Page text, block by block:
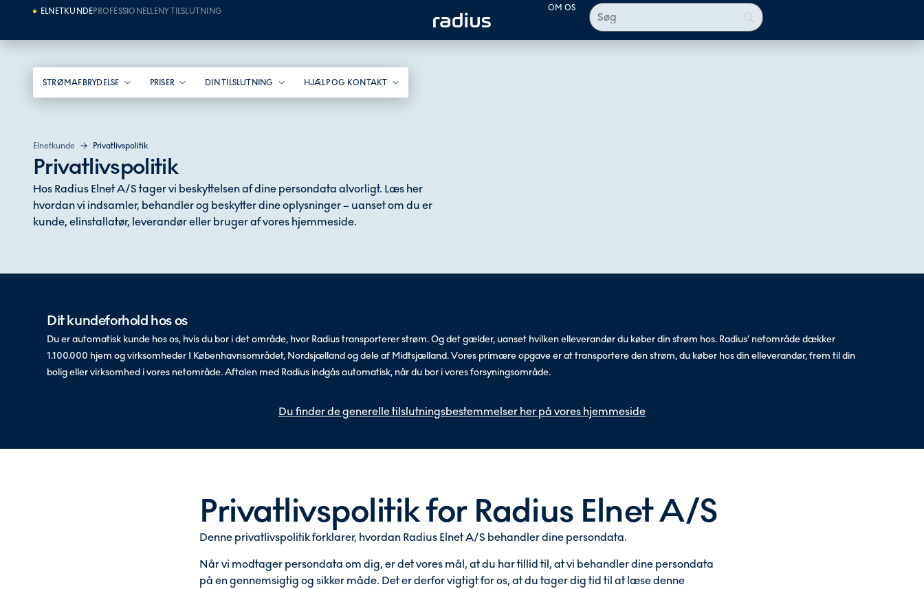
ELNETKUNDEPROFESSIONELLENY TILSLUTNING
STRØMAFBRYDELSE PRISER DIN TILSLUTNING HJÆLP OG KONTAKT​
OM OS
Elnetkunde Privatlivspolitik
Privatlivspolitik
Hos Radius Elnet A/S tager vi beskyttelsen af dine persondata alvorligt. Læs her
hvordan vi indsamler, behandler og beskytter dine oplysninger – uanset om du er
kunde, elinstallatør, leverandør eller bruger af vores hjemmeside.
Dit kundeforhold hos os
Du er automatisk kunde hos os, hvis du bor i det område, hvor Radius transporterer strøm. Og det gælder, uanset hvilken elleverandør du køber din strøm hos. Radius’ netområde dækker
1.100.000 hjem og virksomheder I Københavnsområdet, Nordsjælland og dele af Midtsjælland. Vores primære opgave er at transportere den strøm, du køber hos din elleverandør, frem til din
bolig eller virksomhed i vores netområde. Aftalen med Radius indgås automatisk, når du bor i vores forsyningsområde.
Du finder de generelle tilslutningsbestemmelser her på vores hjemmeside
Privatlivspolitik for Radius Elnet A/S
Denne privatlivspolitik forklarer, hvordan Radius Elnet A/S behandler dine persondata.
Når vi modtager persondata om dig, er det vores mål, at du har tillid til, at vi behandler dine persondata
på en gennemsigtig og sikker måde. Det er derfor vigtigt for os, at du tager dig tid til at læse denne